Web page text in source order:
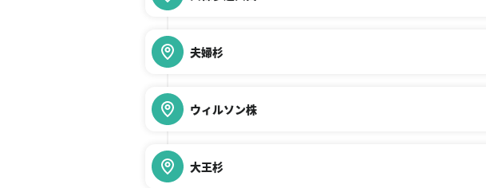
夫婦杉
ウィルソン株
大王杉